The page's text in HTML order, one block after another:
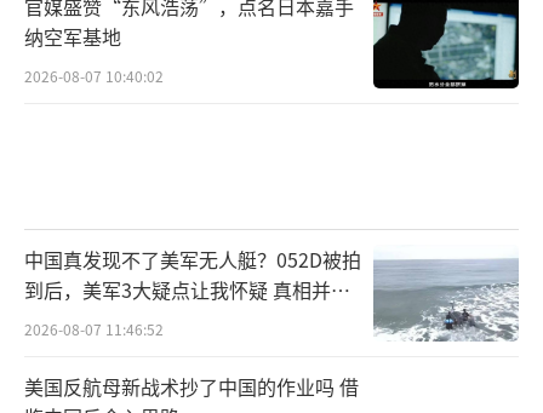
官媒盛赞“东风浩荡”，点名日本嘉手
纳空军基地
2026-08-07 10:40:02
中国真发现不了美军无人艇？052D被拍
到后，美军3大疑点让我怀疑 真相并非
如此
2026-08-07 11:46:52
美国反航母新战术抄了中国的作业吗 借